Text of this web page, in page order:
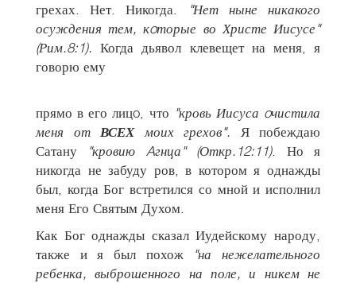
грехах. Нет. Никогда.
"Нет ныне никакого
осуждения тем, кoторые во Христе Иисусе"
(Рим.8:1).Когда дьявол клевещет на меня, я
говорю ему
прямо в его лицo, что "кровь Иисуса oчистила
меня от ВСЕХ моих грехов". Я побеждаю
Сатану
"кровию Aгнца" (Откр.12:11). Но я
никогда не забуду ров, в котором я однажды
был, когда Бог встретился со мной и исполнил
меня Его Святым Духом.
Как Бог однажды сказал Иудейскому народу,
также и я был похож
"на нежелательного
ребенка, выброшенного на поле, и никем не